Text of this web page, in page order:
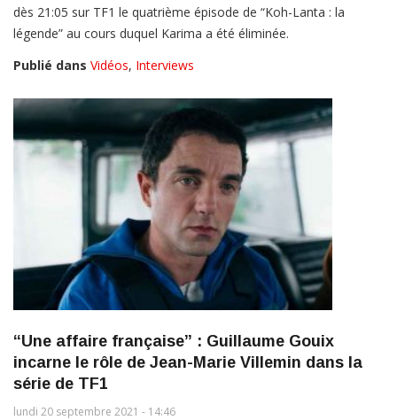
dès 21:05 sur TF1 le quatrième épisode de “Koh-Lanta : la
légende” au cours duquel Karima a été éliminée.
Publié dans Vidéos, Interviews
“Une affaire française” : Guillaume Gouix
incarne le rôle de Jean-Marie Villemin dans la
série de TF1
lundi 20 septembre 2021 - 14:46